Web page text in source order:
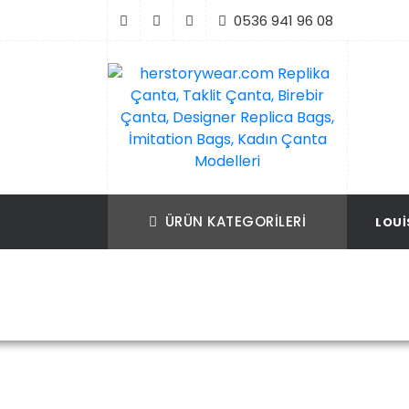
0536 941 96 08
İmitation Bags, Kadın Çanta Modelleri
ÜRÜN KATEGORILERI